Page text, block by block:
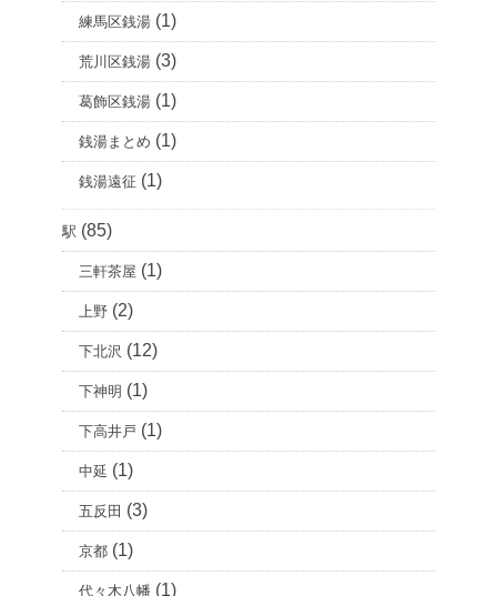
練馬区銭湯 (1)
荒川区銭湯 (3)
葛飾区銭湯 (1)
銭湯まとめ (1)
銭湯遠征 (1)
駅 (85)
三軒茶屋 (1)
上野 (2)
下北沢 (12)
下神明 (1)
下高井戸 (1)
中延 (1)
五反田 (3)
京都 (1)
代々木八幡 (1)